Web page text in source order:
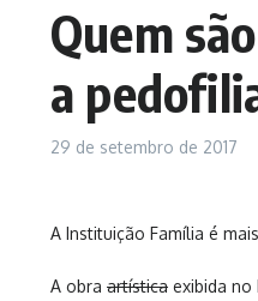
Quem
a
29 de setembro de 2017
A Instituição Família é
A obra artística exibida no